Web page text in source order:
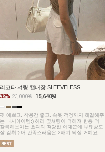
리코타 셔링 캡내장 SLEEVELESS
32% 23,000원 15,640원
핏 예쁘고, 착용감 좋고, 속옷 걱정까지 해결해주
는 나시아이템:) 허리 옆셔링이 더해져 한층 더
잘록해보이는 효과와 적당한 어깨끈에 부유방도
잘 감춰주어 만족스러움은 2배가 되실 거예요